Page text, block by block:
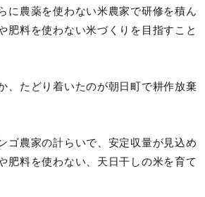
に農薬を使わない米農家で研修を積ん
肥料を使わない米づくりを目指すこと
、たどり着いたのが朝日町で耕作放棄
ゴ農家の計らいで、安定収量が見込め
肥料を使わない、天日干しの米を育て